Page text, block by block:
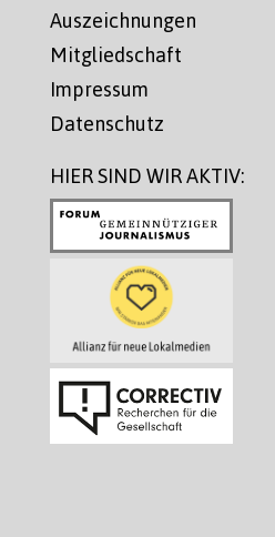
Auszeichnungen
Mitgliedschaft
Impressum
Datenschutz
HIER SIND WIR AKTIV: